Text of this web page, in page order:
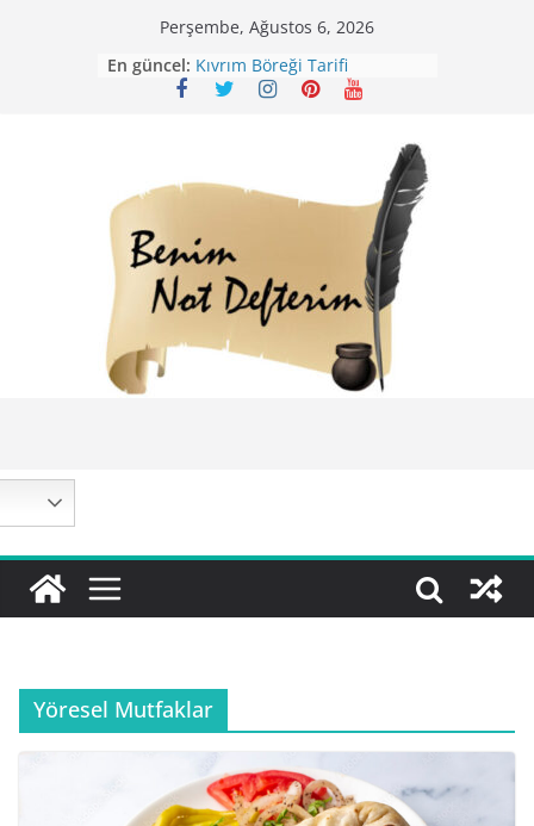
Perşembe, Ağustos 6, 2026
En güncel: Kıvrım Böreği Tarifi
Karabuğday Pilavı Tarifi
Yöresel Mutfaklar